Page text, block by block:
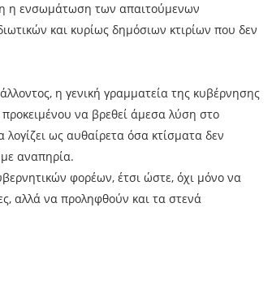
η ενσωμάτωση των απαιτούμενων
και κυρίως δημόσιων κτιρίων που δεν
η γενική γραμματεία της κυβέρνησης
να βρεθεί άμεσα λύση στο
ως αυθαίρετα όσα κτίσματα δεν
αναπηρία.
φορέων, έτσι ώστε, όχι μόνο να
αλλά να προληφθούν και τα στενά